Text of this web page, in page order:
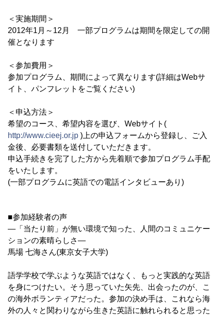
＜実施期間＞
2012年1月～12月 一部プログラムは期間を限定しての開
催となります
＜参加費用＞
参加プログラム、期間によって異なります(詳細はWebサ
イト、パンフレットをご覧ください)
＜申込方法＞
希望のコース、希望内容を選び、Webサイト(
http://www.cieej.or.jp )上の申込フォームから登録し、ご入
金後、必要書類を送付していただきます。
申込手続きを完了した方から先着順で参加プログラム手配
をいたします。
(一部プログラムに英語での電話インタビューあり)
■参加経験者の声
―「当たり前」が無い環境で知った、人間のコミュニケー
ションの素晴らしさ―
馬場 七海さん(東京女子大学)
語学学校で学ぶような英語ではなく、もっと実践的な英語
を身につけたい。そう思っていた矢先、出会ったのが、こ
の海外ボランティアだった。参加の決め手は、これなら海
外の人々と関わりながら生きた英語に触れられると思った